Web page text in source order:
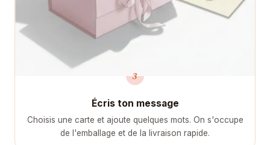
3
Écris ton message
Choisis une carte et ajoute quelques mots. On s'occupe
de l'emballage et de la livraison rapide.